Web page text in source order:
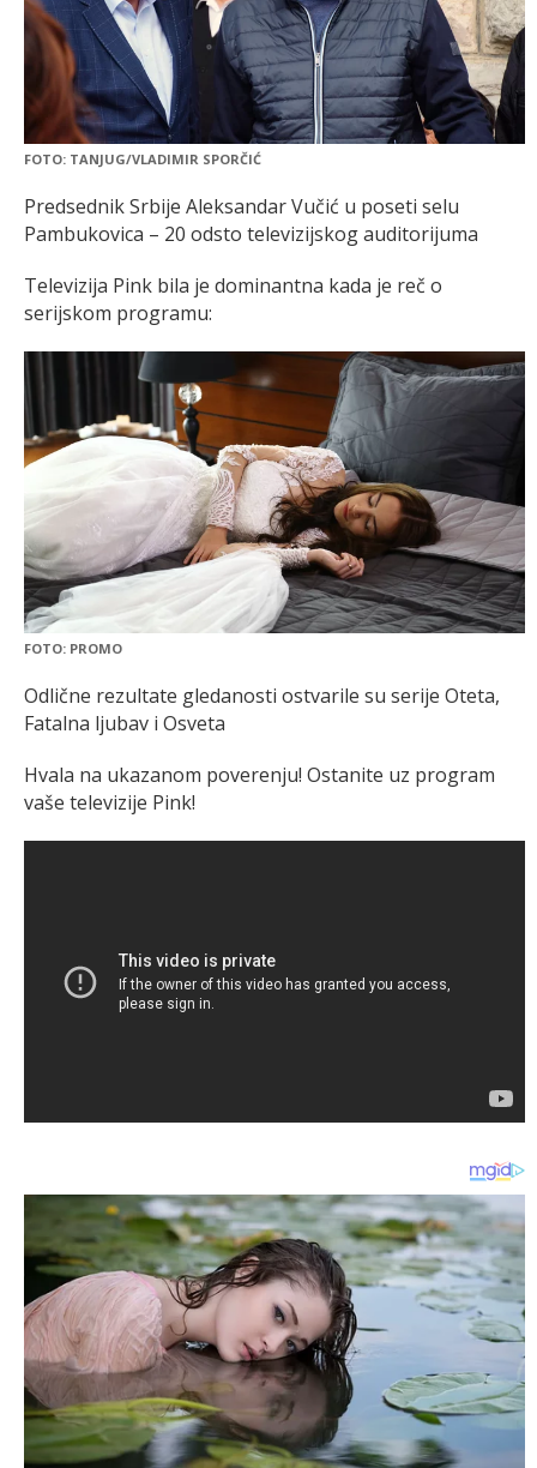
FOTO: TANJUG/VLADIMIR SPORČIĆ
Predsednik Srbije Aleksandar Vučić u poseti selu
Pambukovica – 20 odsto televizijskog auditorijuma
Televizija Pink bila je dominantna kada je reč o
serijskom programu:
FOTO: PROMO
Odlične rezultate gledanosti ostvarile su serije Oteta,
Fatalna ljubav i Osveta
Hvala na ukazanom poverenju! Ostanite uz program
vaše televizije Pink!